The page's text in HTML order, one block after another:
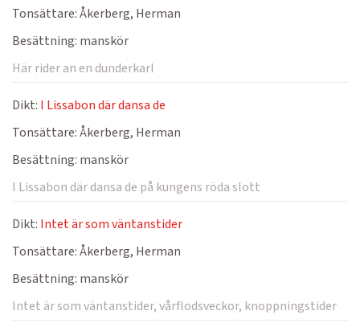
Tonsättare:Åkerberg, Herman
Besättning: manskör
Här rider an en dunderkarl
Dikt: I Lissabon där dansa de
Tonsättare:Åkerberg, Herman
Besättning: manskör
I Lissabon där dansa de på kungens röda slott
Dikt: Intet är som väntanstider
Tonsättare:Åkerberg, Herman
Besättning: manskör
Intet är som väntanstider, vårflodsveckor, knoppningstider